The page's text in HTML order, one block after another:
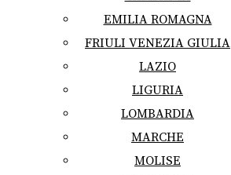
EMILIA ROMAGNA
FRIULI VENEZIA GIULIA
LAZIO
LIGURIA
LOMBARDIA
MARCHE
MOLISE